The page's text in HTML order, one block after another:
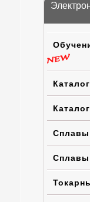
Сплавы
Сплавы